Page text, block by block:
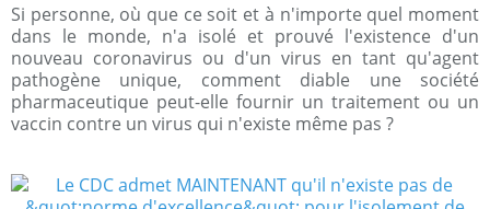
Si personne, où que ce soit et à n'importe quel moment
dans le monde, n'a isolé et prouvé l'existence d'un
nouveau coronavirus ou d'un virus en tant qu'agent
pathogène unique, comment diable une société
pharmaceutique peut-elle fournir un traitement ou un
vaccin contre un virus qui n'existe même pas ?